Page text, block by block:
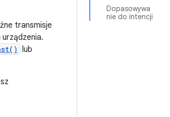
Dopasowywa
nie do intencji
transmisje
lub